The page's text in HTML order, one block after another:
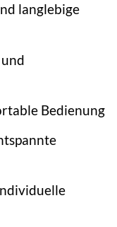
langlebige
Bedienung